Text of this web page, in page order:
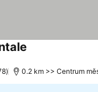
0.2 km >> Centrum